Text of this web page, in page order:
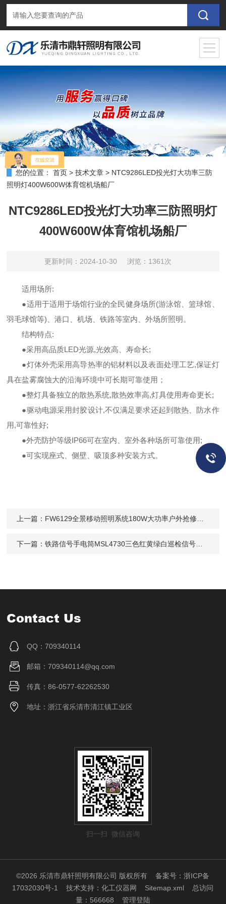
您的位置： 首页 >技术文章 > NTC9286LED投光灯大功率三防
照明灯400W600W体育馆机场船厂
NTC9286LED投光灯大功率三防照明灯
400W600W体育馆机场船厂
更新时间：2024-10-30 浏览：1361次
适用场所:
●适用于适用于场馆行业的全民健身场所(游泳馆、篮球馆、
羽毛球馆等)、港口、机场、铁路等室内、外场所照明。
结构特点:
●采用高品质LED光源,光效高、寿命长;
●灯体外壳采用高导热率的铝材料以及表面处理工艺,保证灯
具在盐雾腐蚀大的沿海环境中可长期可靠使用；
●整灯具备独立的散热系统,散热效率高,灯具使用寿命更长;
●驱动电源采用封胶设计,不仅满足要求还起到散热、防水作
用,可靠性好;
●外壳防护等级IP66可在室内、室外各种场所可靠使用;
●可实现座式、侧壁、吸顶多种安装方式。
上一篇： FW6129全景移动照明系统180W大功率户外抢修充电
下一篇：铁路信号手电筒MSL4730三色红黄绿白巡检信号灯4400毫安
Contact Us
QQ：709340114
邮箱：709340114@qq.com
传真：86-0577-62262530
地址：浙江省乐清市清江镇工业区
扫一扫 微信咨询
©2026 乐清市鼎轩照明有限公司 版权所有备案号：浙ICP备
17032030号-1
技术支持：化工仪器网 Sitemap.xml 总访问
量：566668 管理登陆